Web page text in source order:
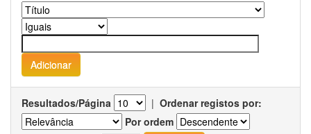
Resultados/Página | Ordenar registos por:
Por ordem